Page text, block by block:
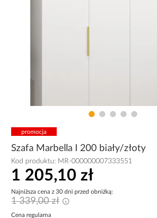
promocja
Szafa Marbella I 200 biały/złoty
Kod produktu: MR-000000007333551
1 205,10 zł
Najniższa cena z 30 dni przed obniżką:
1 339,00 zł
Cena regularna